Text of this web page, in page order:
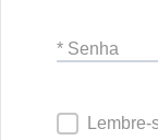
* Senha
Lembre-